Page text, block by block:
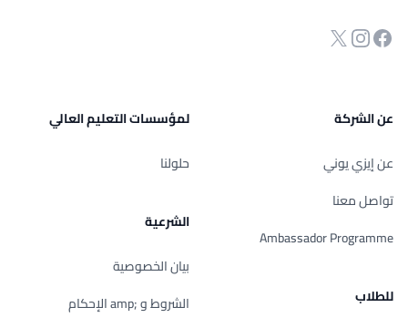
صفحة الفيسبوك
انستجرام
Twitter
عن الشركة
عن إيزي يوني
تواصل معنا
Ambassador Programme
للطلاب
لمؤسسات التعليم العالي
حلولنا
الشرعية
بيان الخصوصية
الشروط و ;amp الإحكام